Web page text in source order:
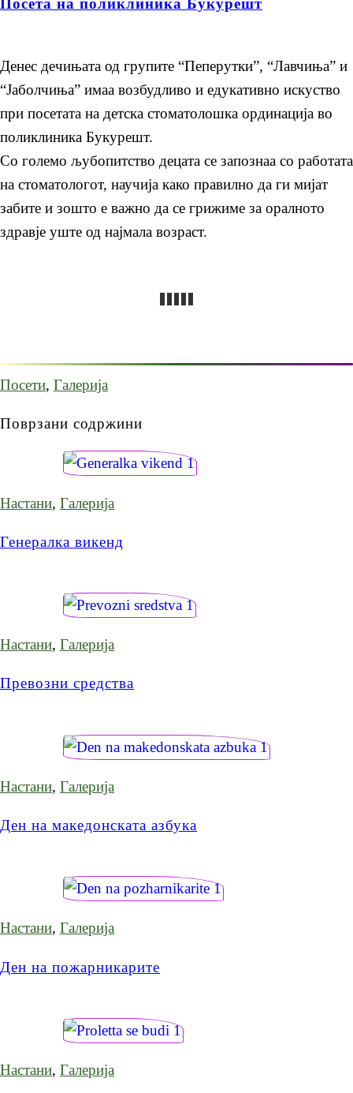
Посета на поликлиника Букурешт
Денес дечињата од групите “Пеперутки”, “Лавчиња” и
“Јаболчиња” имаа возбудливо и едукативно искуство
при посетата на детска стоматолошка ординација во
поликлиника Букурешт.
Со големо љубопитство децата се запознаа со работата
на стоматологот, научија како правилно да ги мијат
забите и зошто е важно да се грижиме за оралното
здравје уште од најмала возраст.
Посети, Галерија
Поврзани содржини
Настани, Галерија
Генералка викенд
Настани, Галерија
Превозни средства
Настани, Галерија
Ден на македонската азбука
Настани, Галерија
Ден на пожарникарите
Настани, Галерија